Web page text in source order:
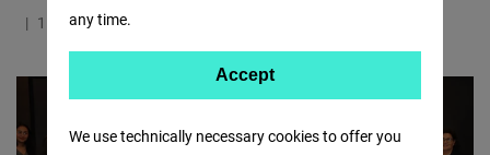
15.06.2023
We use technically necessary cookies to offer you
any time.
Accept Accept